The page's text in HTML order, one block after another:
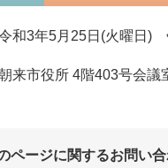
和3年5月25日(火曜日)
来市役所 4階403号会議
ページに関するお問い